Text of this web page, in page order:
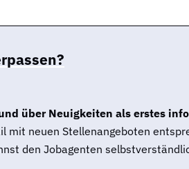
über Neuigkeiten als erstes
mit neuen Stellenangeboten
den Jobagenten